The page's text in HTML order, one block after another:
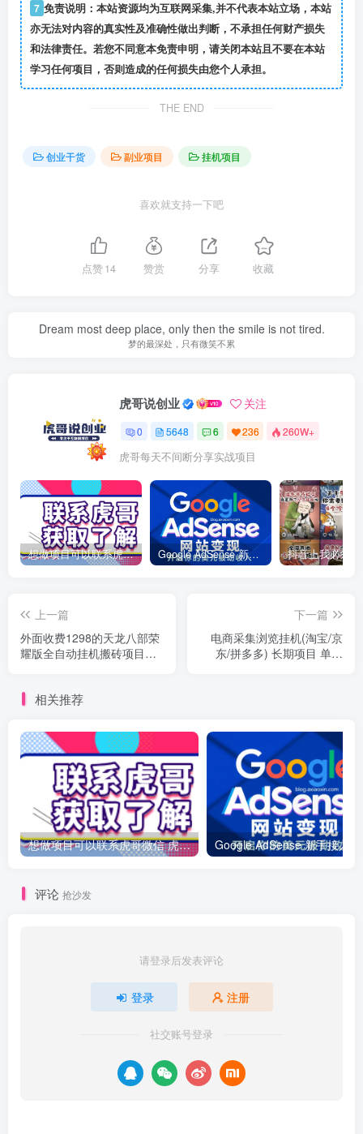
7 免责说明：本站资源均为互联网采集,并不代表本站立场，本站
亦无法对内容的真实性及准确性做出判断，不承担任何财产损失
和法律责任。若您不同意本免责申明，请关闭本站且不要在本站
学习任何项目，否则造成的任何损失由您个人承担。
THE END
创业干货 副业项目 挂机项目
喜欢就支持一下吧
点赞14 赞赏 分享 收藏
Dream most deep place, only then the smile is not tired.
梦的最深处，只有微笑不累
虎哥说创业 关注
0 5648 6 236 260W+
虎哥每天不间断分享实战项目
想做项目可以联系虎哥微信 虎哥一对一解答并且远程视频教学 Google AdSense 新手接入教程：虎哥手把手教你用网站赚取美元收入
上一篇
外面收费1298的天龙八部荣
耀版全自动挂机搬砖项目，
下一篇
电商采集浏览挂机(淘宝/京
东/拼多多) 长期项目 单机
相关推荐
想做项目可以联系虎哥微信 虎哥一对一解答并且远程视频教学
评论 抢沙发
请登录后发表评论
登录 注册
社交账号登录